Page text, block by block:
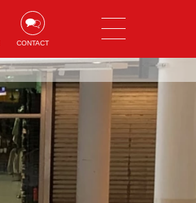
CONTACT